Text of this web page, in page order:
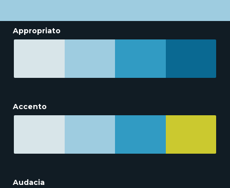
Appropriato
Accento
Audacia